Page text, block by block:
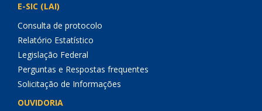
E-SIC (LAI)
Consulta de protocolo
Relatório Estatístico
Legislação Federal
Perguntas e Respostas frequentes
Solicitação de Informações
OUVIDORIA